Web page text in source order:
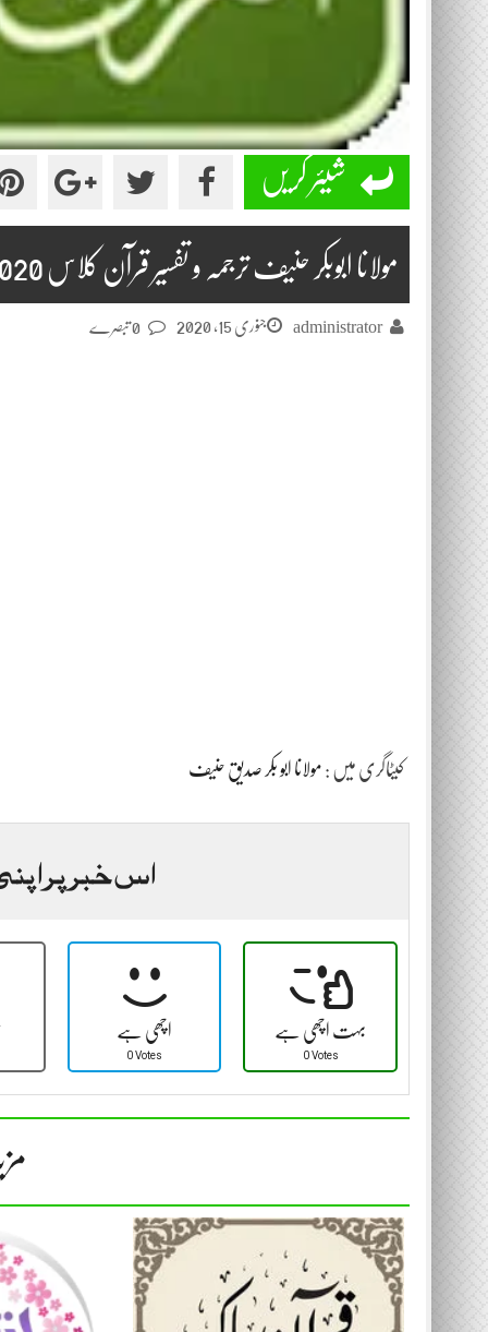
شیئر کریں
مولانا ابوبکر حنیف ترجمہ و تفسیر قرآن کلاس 2020-01-15
administrator جنوری 15, 2020
کیٹاگری میں : مولانا ابو بکر صدیق حنیف
اس خبر پر
اچھی ہے
0 Votes
بہت اچھی ہے
0 Votes